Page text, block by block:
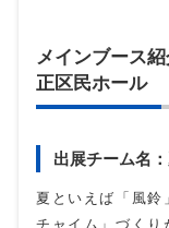
メインブース
正区民ホール
出展チーム名
夏といえば「風鈴
チャイム」づくり